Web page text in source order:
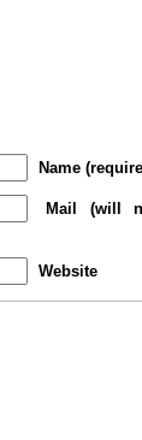
Name
Mail (will
Website